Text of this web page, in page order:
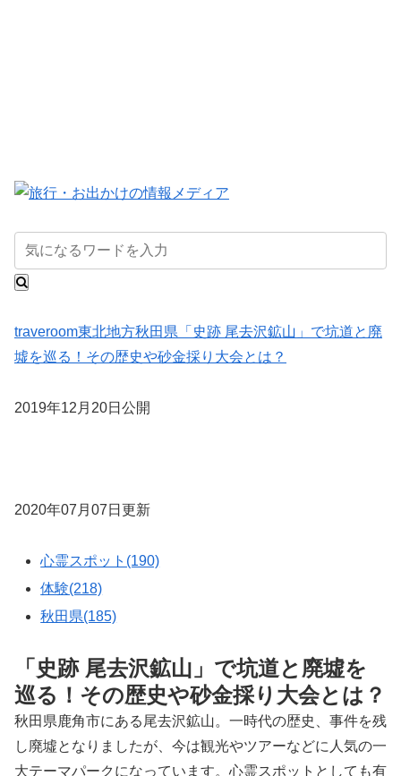
traveroom東北地方秋田県 「史跡 尾去沢鉱山」で坑道と廃
墟を巡る！その歴史や砂金採り大会とは？
2019年12月20日公開
2020年07月07日更新
心霊スポット(190)
体験(218)
秋田県(185)
「史跡 尾去沢鉱山」で坑道と廃墟を
巡る！その歴史や砂金採り大会とは？
秋田県鹿角市にある尾去沢鉱山。一時代の歴史、事件を残
し廃墟となりましたが、今は観光やツアーなどに人気の一
大テーマパークになっています。心霊スポットとしても有